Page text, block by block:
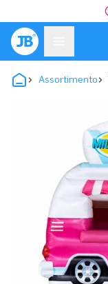
Assortimento